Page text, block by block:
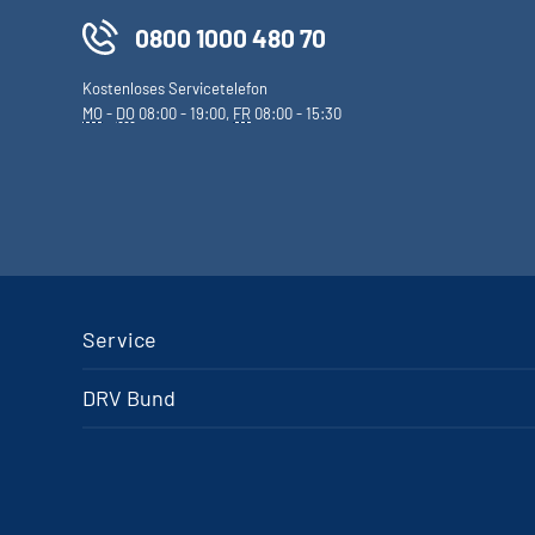
0800 1000 480 70
Kostenloses Servicetelefon
MO- DO 08:00 - 19:00, FR 08:00 - 15:30
Service
DRV Bund